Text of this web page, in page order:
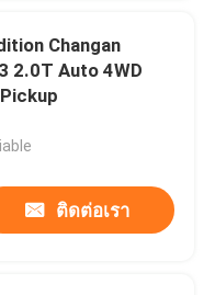
Changan
2.0T Auto 4WD
ติดต่อเรา